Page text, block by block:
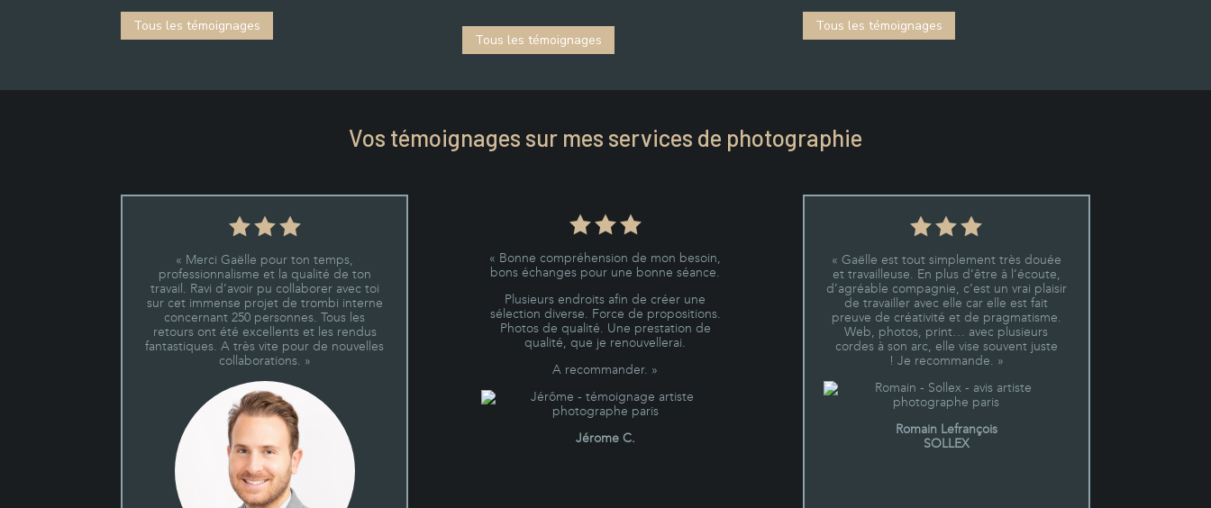
Tous les témoignages
Tous les témoignages
Tous les témoignages
Vos témoignages sur mes services de photographie
« Merci Gaëlle pour ton temps,
professionnalisme et la qualité de ton
travail. Ravi d’avoir pu collaborer avec toi
sur cet immense projet de trombi interne
concernant 250 personnes. Tous les
retours ont été excellents et les rendus
fantastiques. A très vite pour de nouvelles
collaborations. »
« Bonne compréhension de mon besoin,
bons échanges pour une bonne séance.
Plusieurs endroits afin de créer une
sélection diverse. Force de propositions.
Photos de qualité. Une prestation de
qualité, que je renouvellerai.
A recommander. »
Jérome C.
« Gaëlle est tout simplement très douée
et travailleuse. En plus d’être à l’écoute,
d’agréable compagnie, c’est un vrai plaisir
de travailler avec elle car elle est fait
preuve de créativité et de pragmatisme.
Web, photos, print… avec plusieurs
cordes à son arc, elle vise souvent juste
! Je recommande. »
Romain Lefrançois
SOLLEX